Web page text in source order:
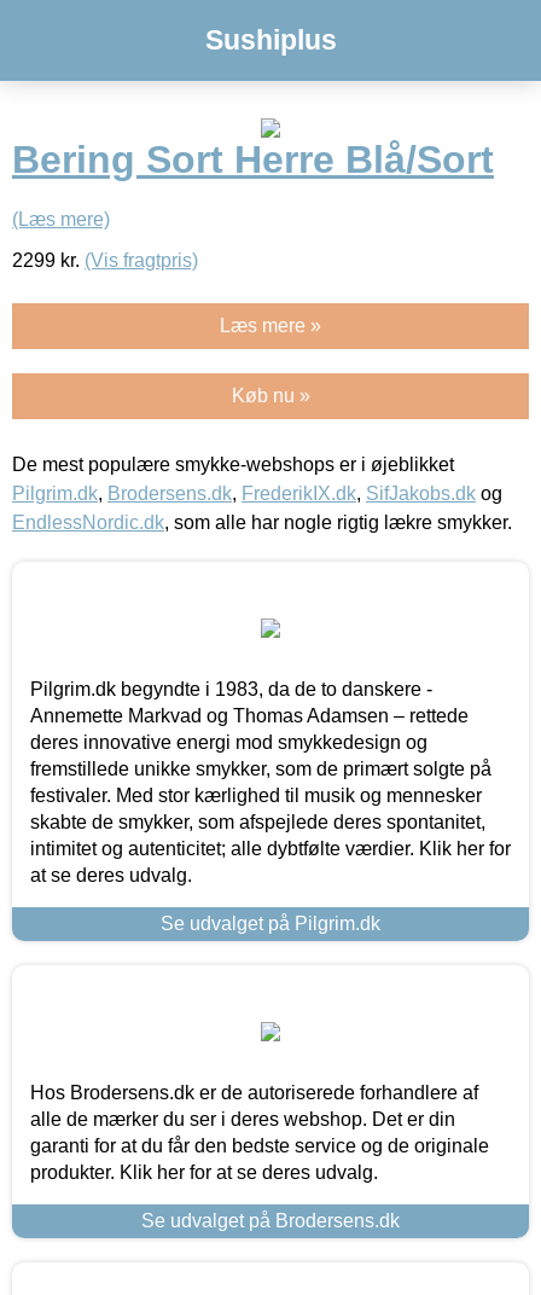
Sushiplus
Bering Sort Herre Blå/Sort
(Læs mere)
2299 kr. (Vis fragtpris)
Læs mere »
Køb nu »
De mest populære smykke-webshops er i øjeblikket
Pilgrim.dk, Brodersens.dk, FrederikIX.dk, SifJakobs.dk og
EndlessNordic.dk, som alle har nogle rigtig lækre smykker.
Pilgrim.dk begyndte i 1983, da de to danskere -
Annemette Markvad og Thomas Adamsen – rettede
deres innovative energi mod smykkedesign og
fremstillede unikke smykker, som de primært solgte på
festivaler. Med stor kærlighed til musik og mennesker
skabte de smykker, som afspejlede deres spontanitet,
intimitet og autenticitet; alle dybtfølte værdier. Klik her for
at se deres udvalg.
Se udvalget på Pilgrim.dk
Hos Brodersens.dk er de autoriserede forhandlere af
alle de mærker du ser i deres webshop. Det er din
garanti for at du får den bedste service og de originale
produkter. Klik her for at se deres udvalg.
Se udvalget på Brodersens.dk